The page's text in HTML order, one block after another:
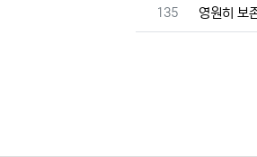
번호
135 영원히 보